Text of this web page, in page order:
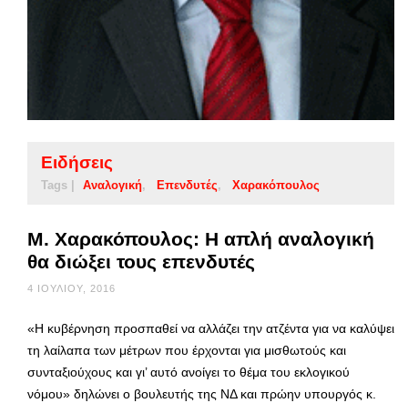
Ειδήσεις
Tags | Αναλογική Επενδυτές Χαρακόπουλος
Μ. Χαρακόπουλος: Η απλή αναλογική
θα διώξει τους επενδυτές
4 ΙΟΥΛΊΟΥ, 2016
«Η κυβέρνηση προσπαθεί να αλλάζει την ατζέντα για να καλύψει
τη λαίλαπα των μέτρων που έρχονται για μισθωτούς και
συνταξιούχους και γι’ αυτό ανοίγει το θέμα του εκλογικού
νόμου» δηλώνει ο βουλευτής της ΝΔ και πρώην υπουργός κ.